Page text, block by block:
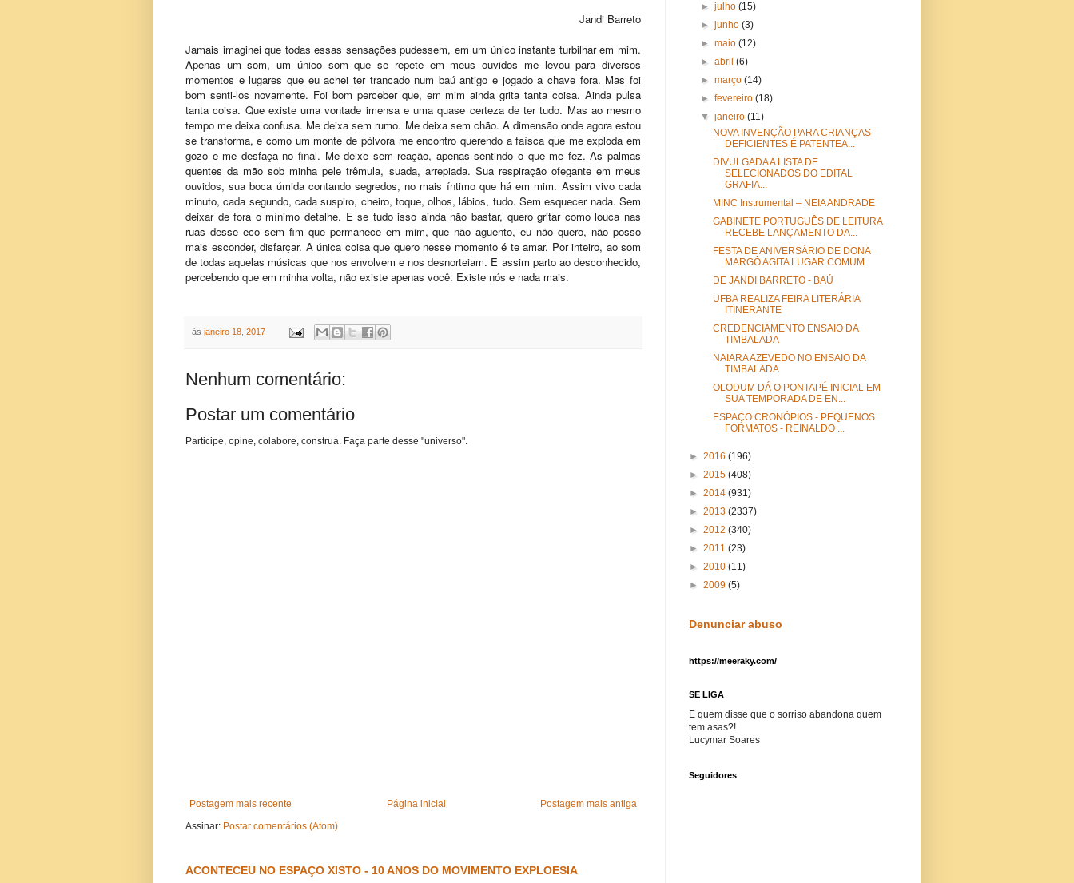
Jandi Barreto
Jamais imaginei que todas essas sensações pudessem, em um único instante turbilhar em mim.
Apenas um som, um único som que se repete em meus ouvidos me levou para diversos
momentos e lugares que eu achei ter trancado num baú antigo e jogado a chave fora. Mas foi
bom senti-los novamente. Foi bom perceber que, em mim ainda grita tanta coisa. Ainda pulsa
tanta coisa. Que existe uma vontade imensa e uma quase certeza de ter tudo. Mas ao mesmo
tempo me deixa confusa. Me deixa sem rumo. Me deixa sem chão. A dimensão onde agora estou
se transforma, e como um monte de pólvora me encontro querendo a faísca que me exploda em
gozo e me desfaça no final. Me deixe sem reação, apenas sentindo o que me fez. As palmas
quentes da mão sob minha pele trêmula, suada, arrepiada. Sua respiração ofegante em meus
ouvidos, sua boca úmida contando segredos, no mais íntimo que há em mim. Assim vivo cada
minuto, cada segundo, cada suspiro, cheiro, toque, olhos, lábios, tudo. Sem esquecer nada. Sem
deixar de fora o mínimo detalhe. E se tudo isso ainda não bastar, quero gritar como louca nas
ruas desse eco sem fim que permanece em mim, que não aguento, eu não quero, não posso
mais esconder, disfarçar. A única coisa que quero nesse momento é te amar. Por inteiro, ao som
de todas aquelas músicas que nos envolvem e nos desnorteiam. E assim parto ao desconhecido,
percebendo que em minha volta, não existe apenas você. Existe nós e nada mais.
às janeiro 18, 2017
Nenhum comentário:
Postar um comentário
Participe, opine, colabore, construa. Faça parte desse "universo".
Postagem mais recente Postagem mais antiga
Página inicial
Assinar: Postar comentários (Atom)
ACONTECEU NO ESPAÇO XISTO - 10 ANOS DO MOVIMENTO EXPLOESIA
►julho(15)
►junho(3)
►maio(12)
►abril(6)
►março(14)
►fevereiro(18)
▼janeiro(11)
NOVA INVENÇÃO PARA CRIANÇAS
DEFICIENTES É PATENTEA...
DIVULGADA A LISTA DE
SELECIONADOS DO EDITAL
GRAFIA...
MINC Instrumental – NEIA ANDRADE
GABINETE PORTUGUÊS DE LEITURA
RECEBE LANÇAMENTO DA...
FESTA DE ANIVERSÁRIO DE DONA
MARGÔ AGITA LUGAR COMUM
DE JANDI BARRETO - BAÚ
UFBA REALIZA FEIRA LITERÁRIA
ITINERANTE
CREDENCIAMENTO ENSAIO DA
TIMBALADA
NAIARA AZEVEDO NO ENSAIO DA
TIMBALADA
OLODUM DÁ O PONTAPÉ INICIAL EM
SUA TEMPORADA DE EN...
ESPAÇO CRONÓPIOS - PEQUENOS
FORMATOS - REINALDO ...
► 2016 (196)
► 2015 (408)
► 2014 (931)
► 2013 (2337)
► 2012 (340)
► 2011 (23)
► 2010 (11)
► 2009 (5)
Denunciar abuso
https://meeraky.com/
SE LIGA
E quem disse que o sorriso abandona quem
tem asas?!
Lucymar Soares
Seguidores